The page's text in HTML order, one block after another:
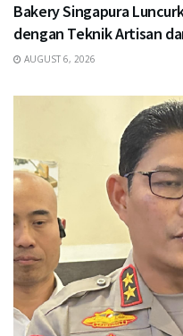
Bakery Singapura
dengan Teknik Artisan
AUGUST 6, 2026